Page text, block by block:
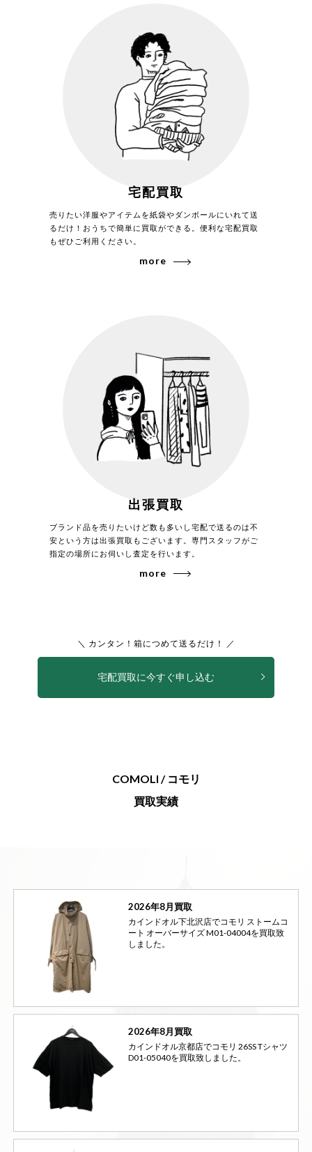
宅配買取
売りたい洋服やアイテムを紙袋やダンボールにいれて送
るだけ！おうちで簡単に買取ができる。便利な宅配買取
もぜひご利用ください。
more
出張買取
ブランド品を売りたいけど数も多いし宅配で送るのは不
安という方は出張買取もございます。専門スタッフがご
指定の場所にお伺いし査定を行います。
more
＼ カンタン！箱につめて送るだけ！ ／
宅配買取に今すぐ申し込む
COMOLI / コモリ
買取実績
2026年8月買取
カインドオル下北沢店でコモリ ストームコ
ート オーバーサイズ M01-04004を買取致
しました。
2026年8月買取
カインドオル京都店でコモリ 26SS Tシャツ
D01-05040を買取致しました。